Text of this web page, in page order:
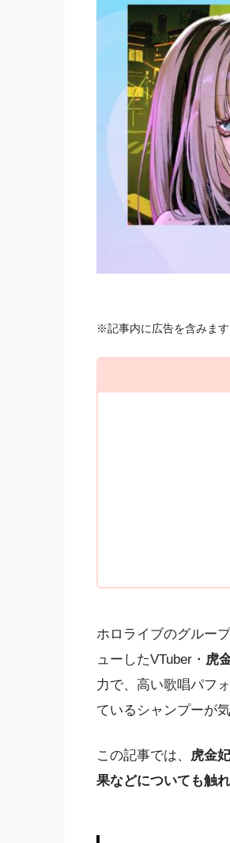
※記事内に広告を含みます
ホロライブのグルー
ューしたVTuber・ 虎
力で、高い歌唱パフ
ているシャンプーが
この記事では、 虎金
果などについても触